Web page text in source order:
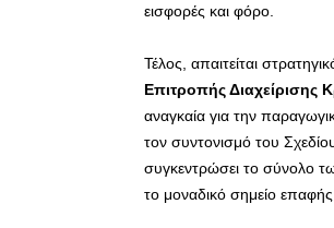
εισφορές και φόρο.
Τέλος, απαιτείται
Επιτροπής Διαχείρισης
αναγκαία για την
τον συντονισμό του
συγκεντρώσει το σύνολο
το μοναδικό σημείο